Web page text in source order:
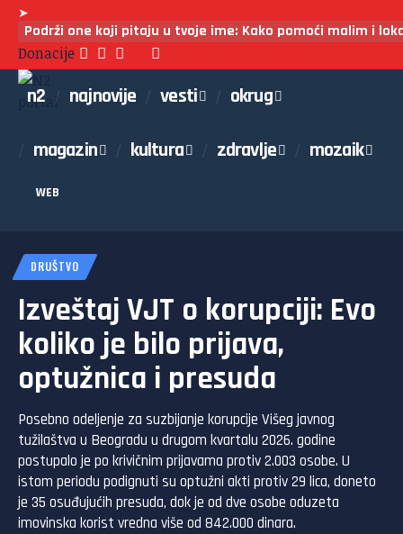
➤
Podrži one koji pitaju u tvoje ime: Kako pomoći malim i
Donacije
n2 najnovije vesti okrug
magazin kultura zdravlje mozaik
WEB
DRUŠTVO
Izveštaj VJT o korupciji: Evo
koliko je bilo prijava,
optužnica i presuda
Posebno odeljenje za suzbijanje korupcije Višeg javnog
tužilaštva u Beogradu u drugom kvartalu 2026. godine
postupalo je po krivičnim prijavama protiv 2.003 osobe. U
istom periodu podignuti su optužni akti protiv 29 lica, doneto
je 35 osuđujućih presuda, dok je od dve osobe oduzeta
imovinska korist vredna više od 842.000 dinara.